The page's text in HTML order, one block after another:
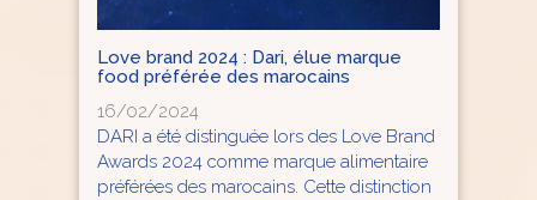
Love brand 2024 : Dari, élue marque
food préférée des marocains
16/02/2024
DARI a été distinguée lors des Love Brand
Awards 2024 comme marque alimentaire
préférées des marocains. Cette distinction